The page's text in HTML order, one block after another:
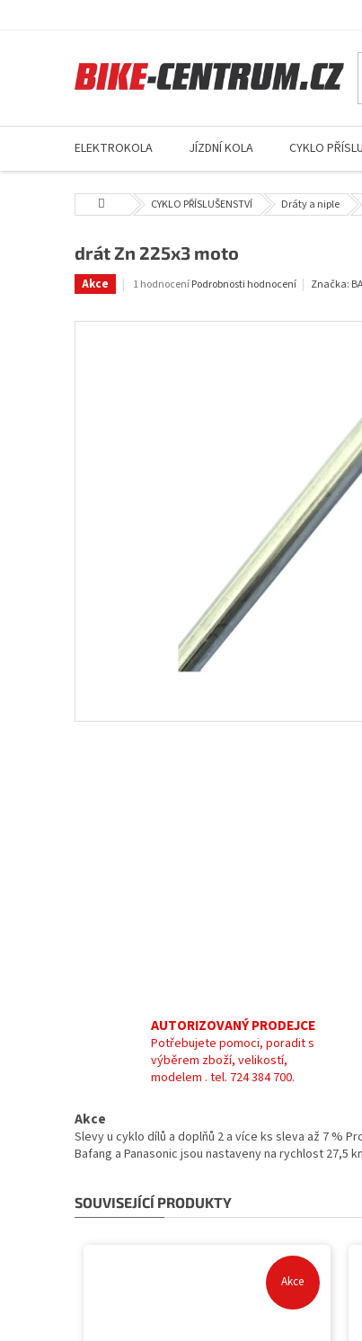
ELEKTROKOLA JÍZDNÍ KOLA CYKLO
Domů CYKLO PŘÍSLUŠENSTVÍ Dráty a niple
drát Zn 225x3 moto
Akce
Průměrné
je
1 hodnocení Podrobnosti hodnocení Značka:
AUTORIZOVANÝ PRODEJCE
Potřebujete pomoci, poradit s
výběrem zboží, velikostí,
modelem . tel. 724 384 700.
Akce
Slevy u cyklo dílů a doplňů 2 a více ks sleva až 7 %
Bafang a Panasonic jsou nastaveny na rychlost 27,5
SOUVISEJÍCÍ PRODUKTY
Akce